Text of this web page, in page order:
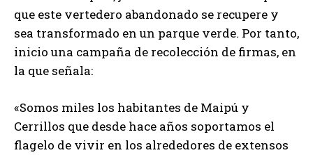
que este vertedero abandonado se recupere y
sea transformado en un parque verde. Por tanto,
inicio una campaña de recolección de firmas, en
la que señala:
«Somos miles los habitantes de Maipú y
Cerrillos que desde hace años soportamos el
flagelo de vivir en los alrededores de extensos